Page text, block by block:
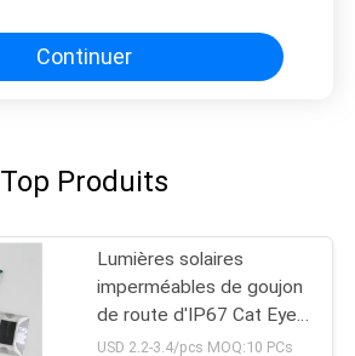
LED
Continuer
Top Produits
Lumières solaires
imperméables de goujon
de route d'IP67 Cat Eye
Road Stud Outdoor
USD 2.2-3.4/pcs MOQ:10 PCs